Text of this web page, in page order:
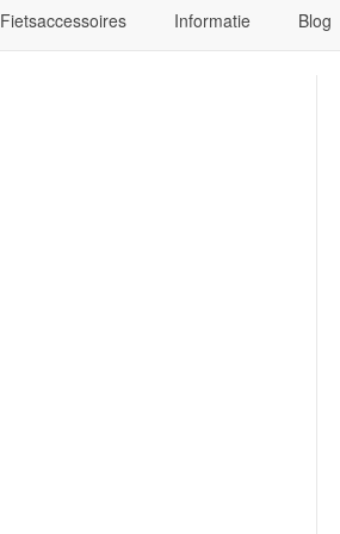
Fietsaccessoires Informatie Blog